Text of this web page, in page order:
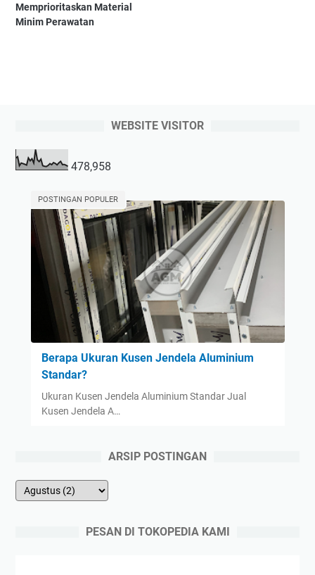
Memprioritaskan Material
Minim Perawatan
WEBSITE VISITOR
478,958
POSTINGAN POPULER
Berapa Ukuran Kusen Jendela Aluminium
Standar?
Ukuran Kusen Jendela Aluminium Standar Jual
Kusen Jendela A…
ARSIP POSTINGAN
PESAN DI TOKOPEDIA KAMI